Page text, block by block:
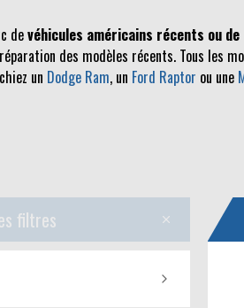
devéhicules américains récents ou
des modèles récents. Tous les
un Dodge Ram, un Ford Raptor ou une
filtres